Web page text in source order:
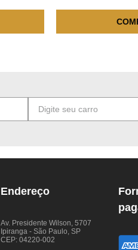
Endereço
Av. Presidente Wilson, 5707
Ipiranga - São Paulo, SP
CEP: 04220-002